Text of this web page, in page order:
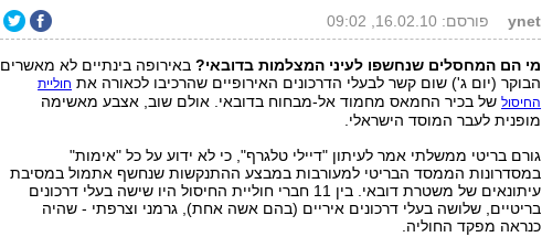
ynet פורסם: 16.02.10, 09:02
מי הם המחסלים שנחשפו לעיני המצלמות בדובאי?באירופה בינתיים לא מאשרים
הבוקר (יום ג') שום קשר לבעלי הדרכונים האירופיים שהרכיבו לכאורה את חוליית
החיסולשל בכיר החמאס מחמוד אל-מבחוח בדובאי. אולם שוב, אצבע מאשימה
מופנית לעבר המוסד הישראלי.
גורם בריטי ממשלתי אמר לעיתון "דיילי טלגרף", כי לא ידוע על כל "אימות"
במסדרונות הממסד הבריטי למעורבות במבצע ההתנקשות שנחשף אתמול במסיבת
עיתונאים של משטרת דובאי. בין 11 חברי חוליית החיסול היו שישה בעלי דרכונים
בריטיים, שלושה בעלי דרכונים איריים (בהם אשה אחת), גרמני וצרפתי - שהיה
כנראה מפקד החוליה.